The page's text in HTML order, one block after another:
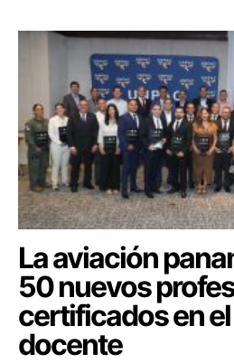
La aviación
50 nuevos
certificados en
docente